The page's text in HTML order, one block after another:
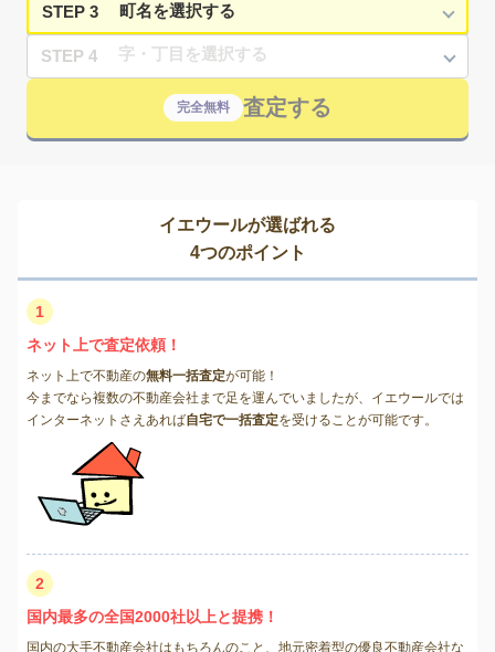
STEP 3
STEP 4
完全無料 査定する
イエウールが選ばれる
4つのポイント
1
ネット上で査定依頼！
ネット上で不動産の無料一括査定が可能！
今までなら複数の不動産会社まで足を運んでいましたが、イエウールでは
インターネットさえあれば自宅で一括査定を受けることが可能です。
2
国内最多の全国2000社以上と提携！
国内の大手不動産会社はもちろんのこと、地元密着型の優良不動産会社な